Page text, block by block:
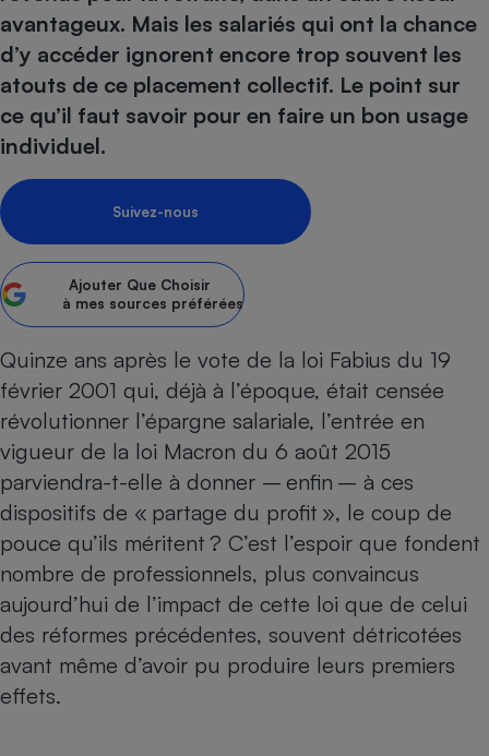
avantageux. Mais les salariés qui ont la chance
d’y accéder ignorent encore trop souvent les
atouts de ce placement collectif. Le point sur
ce qu’il faut savoir pour en faire un bon usage
individuel.
Suivez-nous
Ajouter Que Choisir
à mes sources préférées
Quinze ans après le vote de la loi Fabius du 19
février 2001 qui, déjà à l’époque, était censée
révolutionner l’épargne salariale, l’entrée en
vigueur de la loi Macron du 6 août 2015
parviendra-t-elle à donner – enfin – à ces
dispositifs de « partage du profit », le coup de
pouce qu’ils méritent ? C’est l’espoir que fondent
nombre de professionnels, plus convaincus
aujourd’hui de l’impact de cette loi que de celui
des réformes précédentes, souvent détricotées
avant même d’avoir pu produire leurs premiers
effets.
Sécurité - Hygiène
Complément
alimentaire
Assurance
Banque - Crédit
Epargne - Fiscalité
Mutuelle
Assurance emprunteur
Circulation routière
Contrôle technique -
Pièce détachée
Moto
Comparateur auto
Comparatif
Comparatif hotte
Comparatif climatiseur
Comparatif robot cuiseur
Comparatif centrale
Gros électroménager
Petit électroménager -
Électricité - Gaz
Comparatif casque audio
Comparatif imprimante
Comparatif ordinateur
Image et son
Informatique
Internet
Téléphonie
Crédit immobilier
Comparatif tondeuse
Comparatif radiateur
Produit d'entretien
Sécurité domestique
Hygiène - Beauté
Mutuelle
Maison de retraite
Choisir son fioul
Choisir son pellet
Comparateur assurance emprunteur
Energie Moins Chère Ensemble
Tous les comparateurs
Toutes les cartes interactives
Speedtest - Testez le débit de votre
connexion Internet